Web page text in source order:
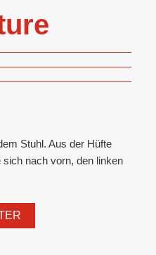
Stuhl. Aus der Hüfte
nach vorn, den linken